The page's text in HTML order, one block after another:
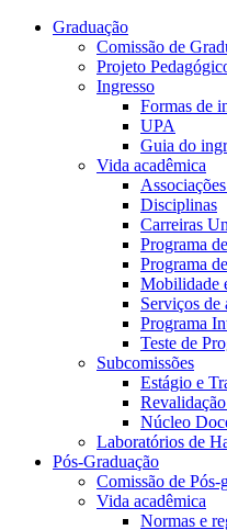
Graduação
Comissão de
Projeto
Ingresso
Formas de
UPA
Guia do
Vida acadêmica
Disciplinas
Carreiras
Programa
Programa
Mobilidade
Serviços de
Programa
Teste de
Subcomissões
Estágio e
Núcleo
Laboratórios de
Pós-Graduação
Comissão de Pós-
Vida acadêmica
Normas e